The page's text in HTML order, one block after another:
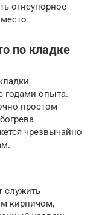
огнеупорное
по кладке
годами опыта.
простом
чрезвычайно
служить
кирпичом,